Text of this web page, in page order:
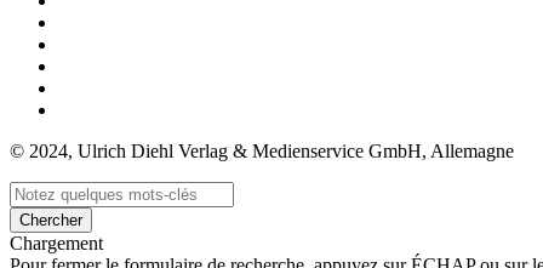
© 2024, Ulrich Diehl Verlag & Medienservice GmbH, Allemagne
Chercher
Chargement